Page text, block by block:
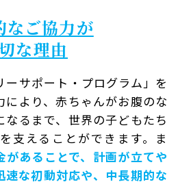
なご協力が
な理由
ーサポート・プログラム」を
より、赤ちゃんがお腹のな
るまで、世界の子どもたち
支えることができます。ま
があることで、計画が立てや
な初動対応や、中長期的な